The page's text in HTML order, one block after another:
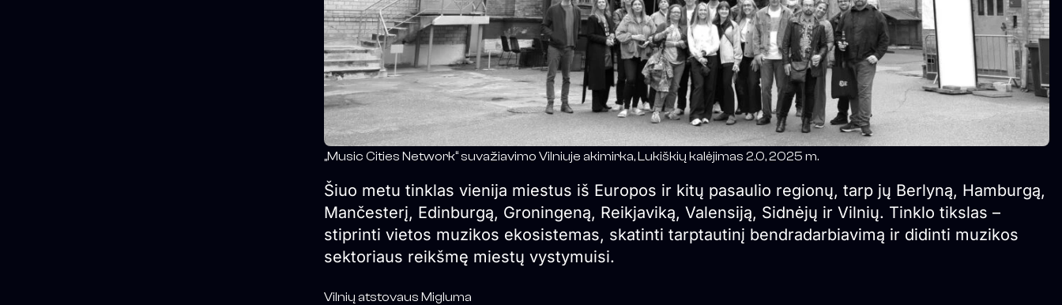
„Music Cities Network“ suvažiavimo Vilniuje akimirka, Lukiškių kalėjimas 2.0, 2025 m.
Šiuo metu tinklas vienija miestus iš Europos ir kitų pasaulio regionų, tarp jų Berlyną, Hamburgą,
Mančesterį, Edinburgą, Groningeną, Reikjaviką, Valensiją, Sidnėjų ir Vilnių. Tinklo tikslas –
stiprinti vietos muzikos ekosistemas, skatinti tarptautinį bendradarbiavimą ir didinti muzikos
sektoriaus reikšmę miestų vystymuisi.
Vilnių atstovaus Migluma